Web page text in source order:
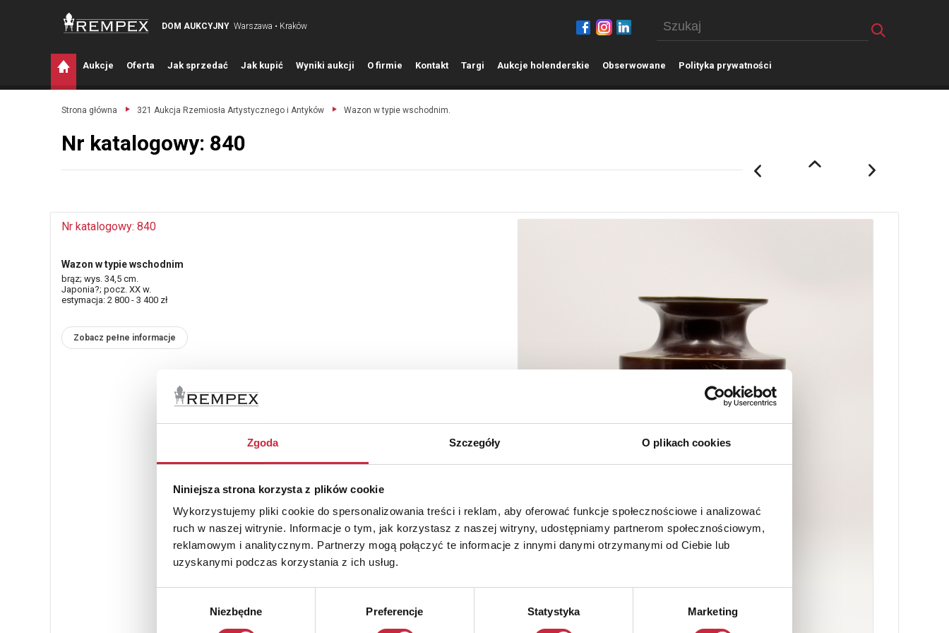
Zgoda Szczegóły O plikach cookies
Niniejsza strona korzysta z plików cookie
Wykorzystujemy pliki cookie do spersonalizowania treści i reklam, aby oferować funkcje społecznościowe i analizować
ruch w naszej witrynie. Informacje o tym, jak korzystasz z naszej witryny, udostępniamy partnerom społecznościowym,
reklamowym i analitycznym. Partnerzy mogą połączyć te informacje z innymi danymi otrzymanymi od Ciebie lub
uzyskanymi podczas korzystania z ich usług.
Niezbędne Preferencje Statystyka Marketing
DOM AUKCYJNY Warszawa • Kraków
Aukcje Oferta Jak sprzedać Jak kupić Wyniki aukcji O firmie Kontakt Targi Aukcje holenderskie Obserwowane Polityka prywatności
Strona główna 321 Aukcja Rzemiosła Artystycznego i Antyków Wazon w typie wschodnim.
Nr katalogowy: 840
Nr katalogowy: 840
Wazon w typie wschodnim
brąz; wys. 34,5 cm.
Japonia?; pocz. XX w.
estymacja: 2 800 - 3 400 zł
Zobacz pełne informacje